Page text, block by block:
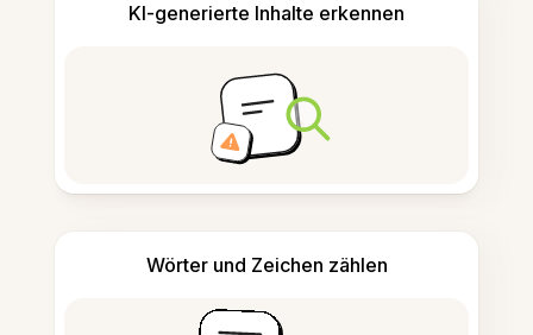
KI-generierte Inhalte erkennen
Wörter und Zeichen zählen